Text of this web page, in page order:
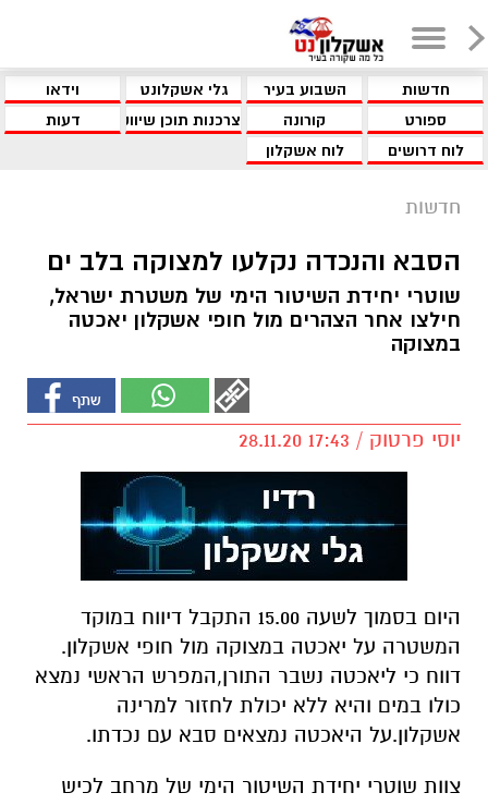
חדשות השבוע בעיר גלי אשקלונט
וידאו
ספורט
קורונה צרכנות תוכן שיווקי
דעות
לוח דרושים
לוח אשקלון
חדשות
הסבא והנכדה נקלעו למצוקה בלב ים
שוטרי יחידת השיטור הימי של משטרת ישראל,
חילצו אחר הצהרים מול חופי אשקלון יאכטה
במצוקה
יוסי פרטוק / 17:43 28.11.20
היום בסמוך לשעה 15.00 התקבל דיווח במוקד
המשטרה על יאכטה במצוקה מול חופי אשקלון.
דווח כי ליאכטה נשבר התורן,המפרש הראשי נמצא
כולו במים והיא ללא יכולת לחזור למרינה
אשקלון.על היאכטה נמצאים סבא עם נכדתו.
צוות שוטרי יחידת השיטור הימי של מרחב לכיש